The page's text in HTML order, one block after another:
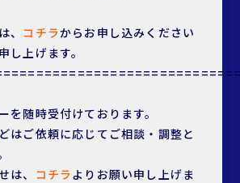
、 コチラからお申し込みください
し上げます。
を随時受付けております。
はご依頼に応じてご相談・調整と
は、 コチラ よりお願い申し上げま